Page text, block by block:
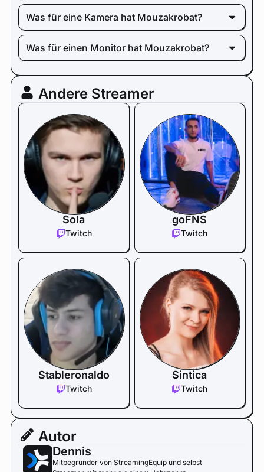
Was für eine Kamera hat Mouzakrobat?
Was für einen Monitor hat Mouzakrobat?
Andere Streamer
Sola
Twitch
goFNS
Twitch
Stableronaldo
Twitch
Sintica
Twitch
Autor
Dennis
Mitbegründer von StreamingEquip und selbst